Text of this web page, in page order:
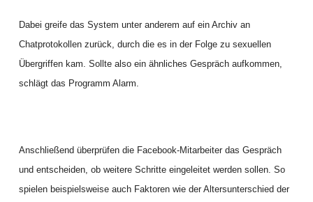
Dabei greife das System unter anderem auf ein Archiv an
Chatprotokollen zurück, durch die es in der Folge zu sexuellen
Übergriffen kam. Sollte also ein ähnliches Gespräch aufkommen,
schlägt das Programm Alarm.
Anschließend überprüfen die Facebook-Mitarbeiter das Gespräch
und entscheiden, ob weitere Schritte eingeleitet werden sollen. So
spielen beispielsweise auch Faktoren wie der Altersunterschied der